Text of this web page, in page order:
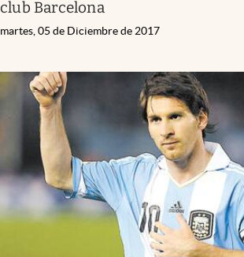
club Barcelona
martes, 05 de Diciembre de 2017